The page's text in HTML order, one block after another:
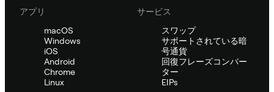
アプリ
macOS
Windows
iOS
Android
Chrome
Linux
サービス
スワップ
サポートされている暗
号通貨
回復フレーズコンバー
ター
EIPs